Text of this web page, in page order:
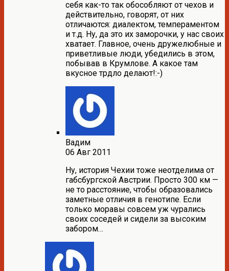
себя как-то так обособляют от чехов и
действительно, говорят, от них
отличаются: диалектом, темпераментом
и т.д. Ну, да это их заморочки, у нас своих
хватает. Главное, очень дружелюбные и
приветливые люди, убедились в этом,
побывав в Крумлове. А какое там
вкусное трдло делают!:-)
Вадим
06 Авг 2011
Ну, история Чехии тоже неотделима от
габсбургской Австрии. Просто 300 км —
не то расстояние, чтобы образовались
заметные отличия в генотипе. Если
только моравы совсем уж чурались
своих соседей и сидели за высоким
забором…